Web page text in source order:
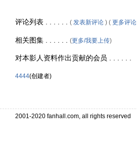
评论列表 . . . . . . ( 发表新评论 ) ( 更多评论
相关图集 . . . . . . (更多/我要上传)
对本影人资料作出贡献的会员 . . . . . .
4444(创建者)
2001-2020 fanhall.com, all rights reserved